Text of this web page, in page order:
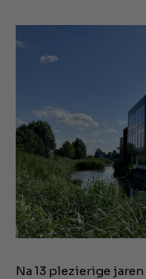
Na 13 plezierige